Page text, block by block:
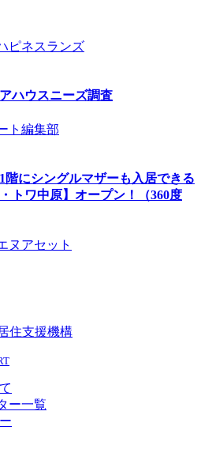
ピネスランズ
ハウスニーズ調査
ト編集部
階にシングルマザーも入居できる
トワ中原】オープン！（360度
ヌアセット
住支援機構
ー一覧